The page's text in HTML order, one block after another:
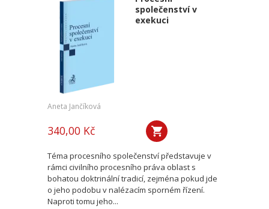
společenství v
exekuci
Aneta Jančíková
340,00 Kč
Téma procesního společenství představuje v
rámci civilního procesního práva oblast s
bohatou doktrinální tradicí, zejména pokud jde
o jeho podobu v nalézacím sporném řízení.
Naproti tomu jeho...